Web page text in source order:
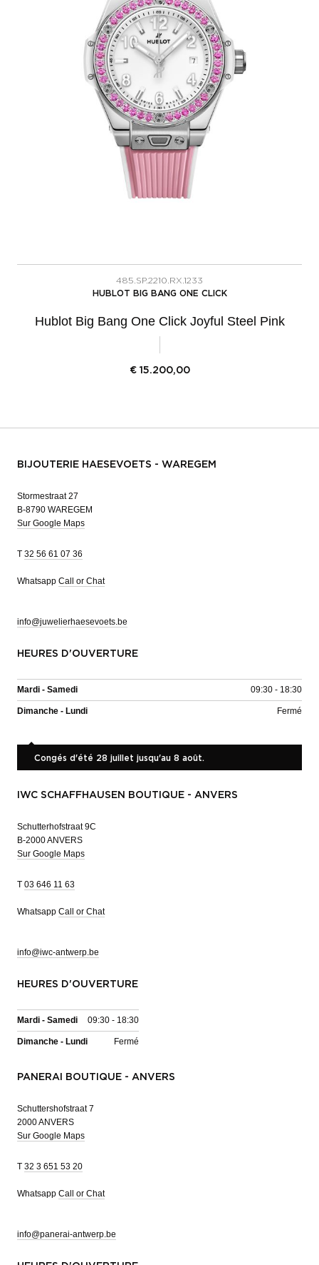
485.SP.2210.RX.1233
HUBLOT BIG BANG ONE CLICK
Hublot Big Bang One Click Joyful Steel Pink
€ 15.200,00
BIJOUTERIE HAESEVOETS - WAREGEM
Stormestraat 27
B-8790 WAREGEM
Sur Google Maps
T 32 56 61 07 36
Whatsapp Call or Chat
info@juwelierhaesevoets.be
HEURES D'OUVERTURE
Mardi - Samedi 09:30 - 18:30
Dimanche - Lundi Fermé
Congés d'été 28 juillet jusqu'au 8 août.
IWC SCHAFFHAUSEN BOUTIQUE - ANVERS
Schutterhofstraat 9C
B-2000 ANVERS
Sur Google Maps
T 03 646 11 63
Whatsapp Call or Chat
info@iwc-antwerp.be
HEURES D'OUVERTURE
Mardi - Samedi 09:30 - 18:30
Dimanche - Lundi Fermé
PANERAI BOUTIQUE - ANVERS
Schuttershofstraat 7
2000 ANVERS
Sur Google Maps
T 32 3 651 53 20
Whatsapp Call or Chat
info@panerai-antwerp.be